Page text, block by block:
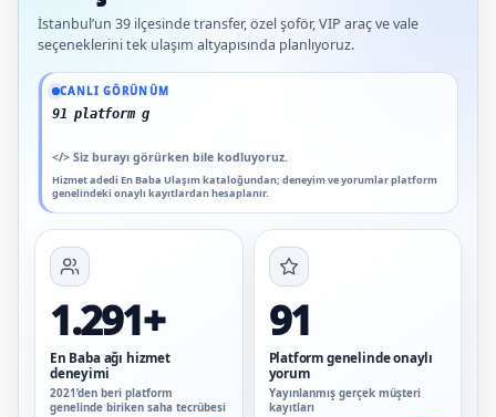
İstanbul’un 39 ilçesinde transfer, özel şoför, VIP araç ve vale
seçeneklerini tek ulaşım altyapısında planlıyoruz.
CANLI GÖRÜNÜM
91 platform genelinde onaylı yoru
</> Siz burayı görürken bile kodluyoruz.
Hizmet adedi En Baba Ulaşım kataloğundan; deneyim ve yorumlar platform
genelindeki onaylı kayıtlardan hesaplanır.
Güncel veriler: 1.291+ En Baba ağı hizmet deneyimi; 91 platform genelinde
1.291+
En Baba ağı hizmet
deneyimi
2021’den beri platform
genelinde biriken saha tecrübesi
91
Platform genelinde onaylı
yorum
Yayınlanmış gerçek müşteri
kayıtları